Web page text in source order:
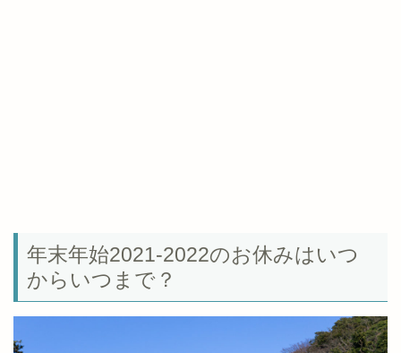
年末年始2021-2022のお休みはいつ
からいつまで？